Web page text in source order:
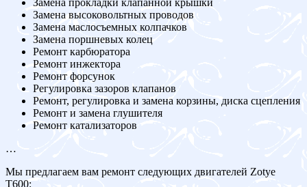
Замена прокладки клапанной крышки
Замена высоковольтных проводов
Замена маслосъемных колпачков
Замена поршневых колец
Ремонт карбюратора
Ремонт инжектора
Ремонт форсунок
Регулировка зазоров клапанов
Ремонт, регулировка и замена корзины, диска сцепления
Ремонт и замена глушителя
Ремонт катализаторов
…
Мы предлагаем вам ремонт следующих двигателей Zotye
T600: